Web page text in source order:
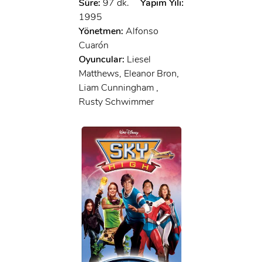
Süre: 97 dk.
Yapım Yılı:
1995
Yönetmen: Alfonso
Cuarón
Oyuncular: Liesel
Matthews, Eleanor Bron,
Liam Cunningham ,
Rusty Schwimmer